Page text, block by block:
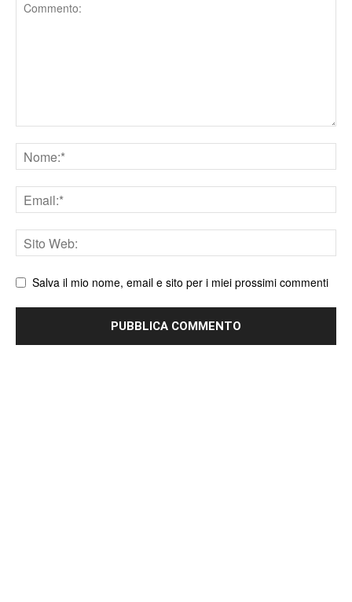
Nome
Email
Sito
web
Salva il mio nome, email e sito per i miei prossimi commenti